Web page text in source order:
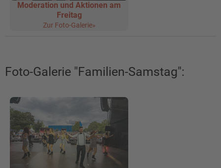
Moderation und Aktionen am
Freitag
Zur Foto-Galerie»
Foto-Galerie "Familien-Samstag":